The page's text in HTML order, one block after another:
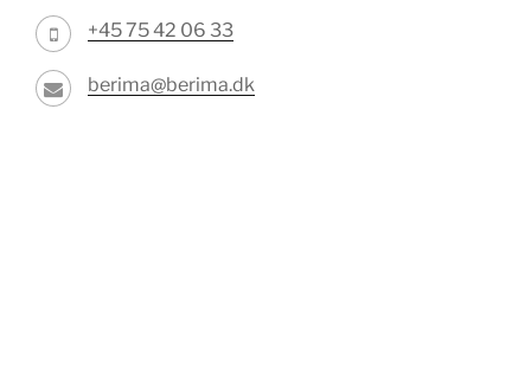
+45 75 42 06 33
berima@berima.dk